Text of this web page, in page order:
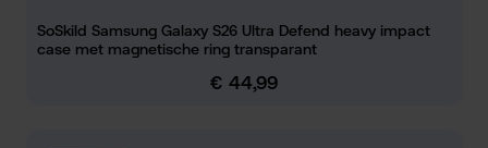
SoSkild Samsung Galaxy S26 Ultra Defend heavy impact
case met magnetische ring transparant
Normale prijs:
€ 44,99